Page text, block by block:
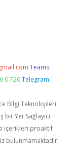
Teams:
0 726 Telegram:
Bilgi Teknolojileri
Yer Sağlayıcı
içerikleri proaktif
bulunmamaktadır.